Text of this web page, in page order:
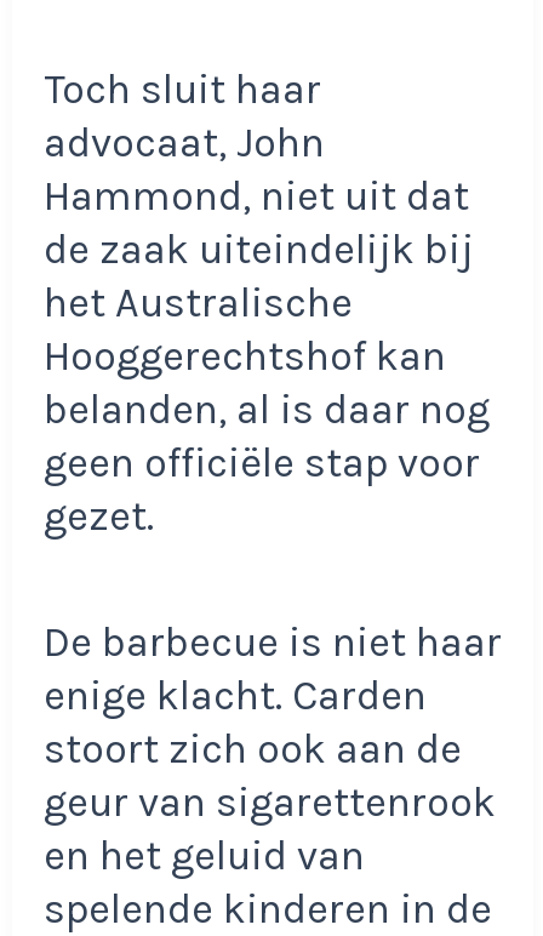
Toch sluit haar
advocaat, John
Hammond, niet uit dat
de zaak uiteindelijk bij
het Australische
Hooggerechtshof kan
belanden, al is daar nog
geen officiële stap voor
gezet.
De barbecue is niet haar
enige klacht. Carden
stoort zich ook aan de
geur van sigarettenrook
en het geluid van
spelende kinderen in de